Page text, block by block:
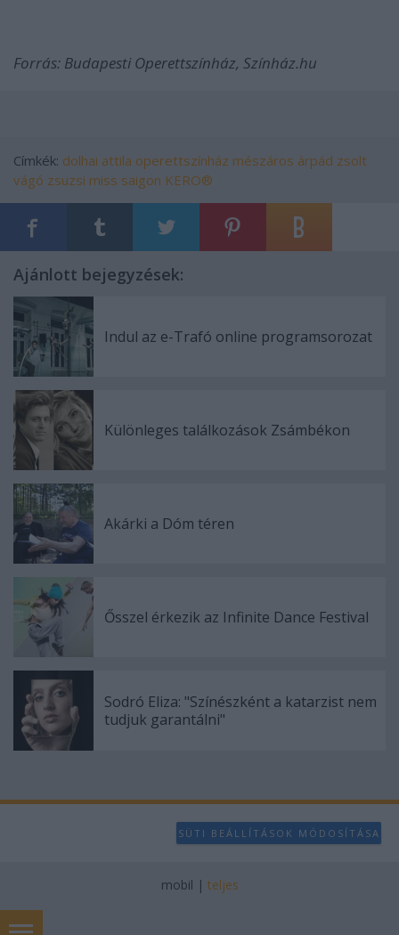
Forrás: Budapesti Operettszínház, Színház.hu
Címkék: dolhai attila operettszínház mészáros árpád zsolt
vágó zsuzsi miss saigon KERO®
Ajánlott bejegyzések:
Indul az e-Trafó online programsorozat
Különleges találkozások Zsámbékon
Akárki a Dóm téren
Ősszel érkezik az Infinite Dance Festival
Sodró Eliza: "Színészként a katarzist nem
tudjuk garantálni"
SÜTI BEÁLLÍTÁSOK MÓDOSÍTÁSA
mobil | teljes